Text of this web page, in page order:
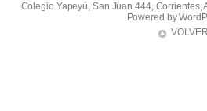
Colegio Yapeyú, San Juan 444, Corrientes,
Powered by